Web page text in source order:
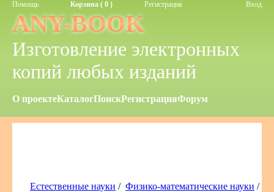
Помощь Корзина ( 0 ) Регистрация Вход
ANY-BOOK
Изготовление электронных
копий любых изданий
О проектеКаталогПоискРегистрацияФорум
Естественные науки / Физико-математические науки /